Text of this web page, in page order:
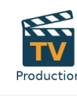
contenu